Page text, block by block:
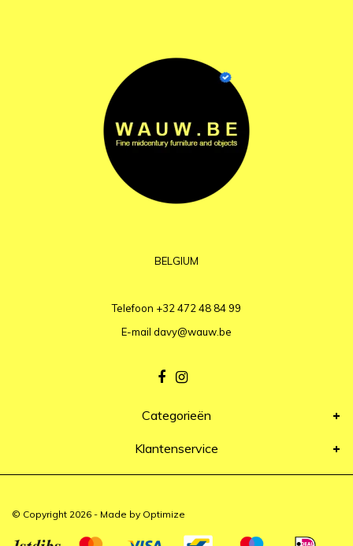
BELGIUM
Telefoon +32 472 48 84 99
E-mail davy@wauw.be
Categorieën
Klantenservice
© Copyright 2026 - Made by Optimize